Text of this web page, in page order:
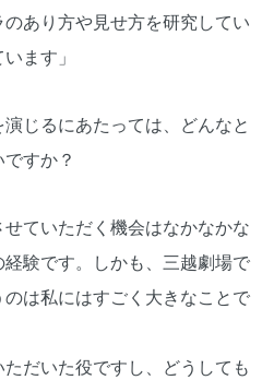
あり方や見せ方を研究してい
ます」
じるにあたっては、どんなと
すか？
ていただく機会はなかなかな
験です。しかも、三越劇場で
は私にはすごく大きなことで
だいた役ですし、どうしても